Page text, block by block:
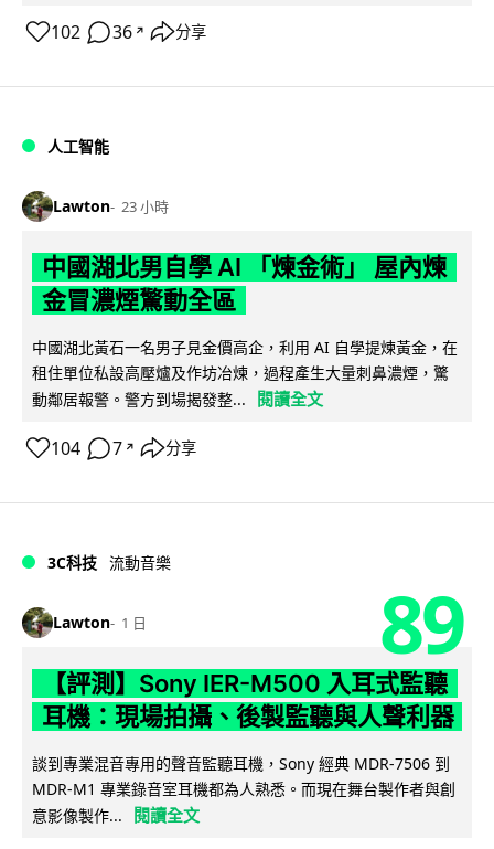
102 36 ↗ 分享
人工智能
Lawton 23 小時
中國湖北男自學 AI 「煉金術」 屋內煉
金冒濃煙驚動全區
中國湖北黃石一名男子見金價高企，利用 AI 自學提煉黃金，在
租住單位私設高壓爐及作坊冶煉，過程產生大量刺鼻濃煙，驚
動鄰居報警。警方到場揭發整...
閱讀全文
104 7 ↗ 分享
3C科技 流動音樂
Lawton 1 日 89
【評測】Sony IER-M500 入耳式監聽
耳機：現場拍攝、後製監聽與人聲利器
談到專業混音專用的聲音監聽耳機，Sony 經典 MDR-7506 到
MDR-M1 專業錄音室耳機都為人熟悉。而現在舞台製作者與創
意影像製作...
閱讀全文